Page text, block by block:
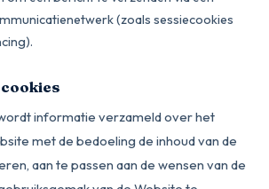
(zoals sessiecookies
informatie verzameld over het
met de bedoeling de inhoud van de
aan te passen aan de wensen van de